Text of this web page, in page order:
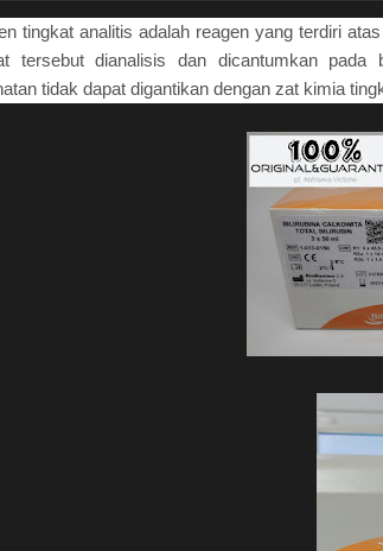
tingkat analitis adalah reagen yang terdiri
tersebut dianalisis dan dicantumkan pada
tidak dapat digantikan dengan zat kimia